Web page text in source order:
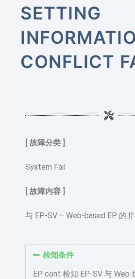
SETTING
CONFLICT
[ 故障分类 ]
System Fail
[ 故障内容 ]
与 EP-SV – Web-based EP 的
检知条件
EP cont 检知 EP-SV 与 Web-